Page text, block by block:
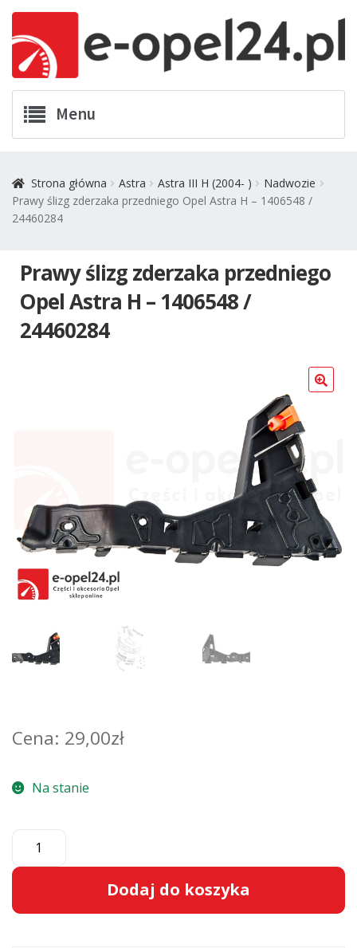
nawigacji
treści
Menu
Zamówienia
Koszyk
Promocje
Strona główna Astra Astra III H (2004- )
Nadwozie
Prawy ślizg zderzaka przedniego Opel Astra H – 1406548 /
24460284
Prawy ślizg zderzaka przedniego
Opel Astra H – 1406548 /
24460284
29,00zł
Na stanie
Prawy
ślizg
przedniego
Dodaj do koszyka